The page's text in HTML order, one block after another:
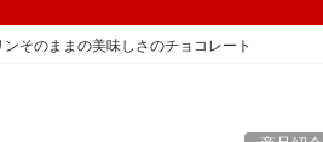
そのままの美味しさのチョコレート